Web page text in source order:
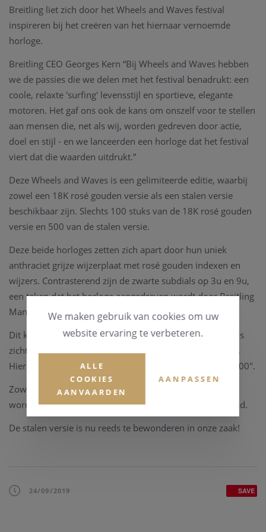
Breitling liet zich door het Wheels and Waves festival
inspireren bij het creëren van het hiernaar vernoemde
horloge.
Breitling CEO Georges Kern “Bij Wheels and Waves hebben
we de passies die we delen met het festival benadrukt: een
coole, relaxte 'surfing' levensstijl en sportieve, elegante
motoren. Het gaf ons ook de kans om onszelf voor te stellen
aan mensen die, net als wij, worden gedreven door actie,
doel en stijl - en we lanceerden een horloge dat het festival
viert dat die waarden uitdrukt.”
Deze Wheels and Waves is een gelimiteerde editie, waarbij
zowel een 18K rosé gouden versie als een stalen versie
beschikbaar zijn. Slechts 100 stuks van de 18K rosé gouden
versie en 500 van de stalen versie.
Deze beide horloges zetten zich apart door hun uniek
anthraciet grijze wijzerplaat met rosé gouden indexen en
wijzers. Contrasterend zijn de zwarte subdials op 3u en 9u,
een teken dat het horloge aangedreven wordt door Breitling
Manufacture Caliber 01.
Dit krachtige binnenwerk met een gangreserve van 70u is
zichtbaar door transparant, saffier glas op de achterkant.
Hier vindt u ook de gravure "ONE OF 100" of "ONE OF 500".
Zowel de 18K rosé gouden versie als de stalen versie
worden gepresenteerd op een bruin nubuck lederen band.
De stalen versie is nu reeds te bewonderen in onze zaak!
24/09/2019 SAVE
We maken gebruik van cookies om uw
website ervaring te verbeteren.
ALLE
COOKIES
AANVAARDEN
AANPASSEN